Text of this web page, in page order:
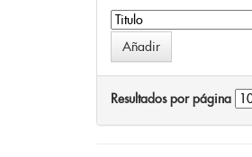
Resultados por página